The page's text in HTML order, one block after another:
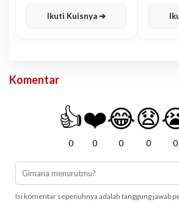
Ikuti Kuisnya ➔
Komentar
👍
0
❤️
0
😂
0
😧
0 0
Isi komentar sepenuhnya adalah tanggung jawab